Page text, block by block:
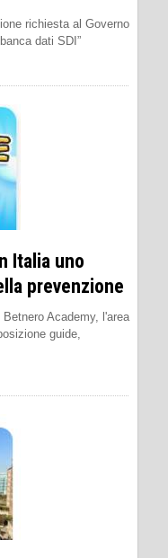
richiesta al Governo
dati SDI”
Italia uno
prevenzione
Academy, l'area
guide,